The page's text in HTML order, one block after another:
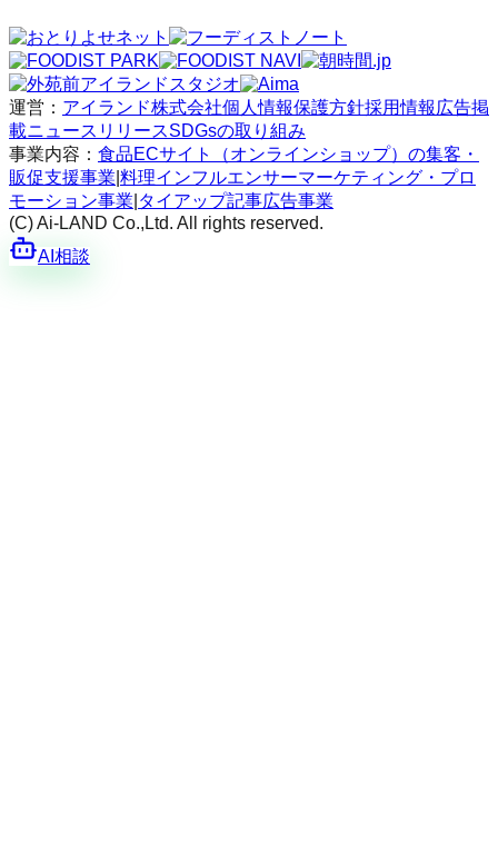
運営： アイランド株式会社個人情報保護方針採用情報 広告掲
載ニュースリリースSDGsの取り組み
事業内容： 食品ECサイト（オンラインショップ）の集客・
販促支援事業 料理インフルエンサーマーケティング・プロ
モーション事業 タイアップ記事広告事業
(C) Ai-LAND Co.,Ltd. All rights reserved.
AI相談